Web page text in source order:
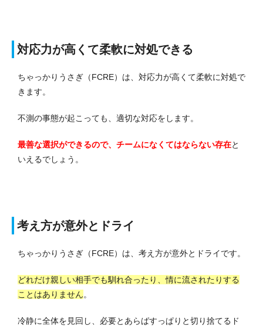
対応力が高くて柔軟に対処できる
ちゃっかりうさぎ（FCRE）は、対応力が高くて柔軟に対処で
きます。
不測の事態が起こっても、適切な対応をします。
最善な選択ができるので、チームになくてはならない存在と
いえるでしょう。
考え方が意外とドライ
ちゃっかりうさぎ（FCRE）は、考え方が意外とドライです。
どれだけ親しい相手でも馴れ合ったり、情に流されたりする
ことはありません。
冷静に全体を見回し、必要とあらばすっぱりと切り捨てるド